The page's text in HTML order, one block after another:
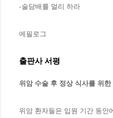
-술담배를 멀리 하라
에필로그
출판사 서평
위암 수술 후 정상 식사를 위
위암 환자들은 입원 기간 동안